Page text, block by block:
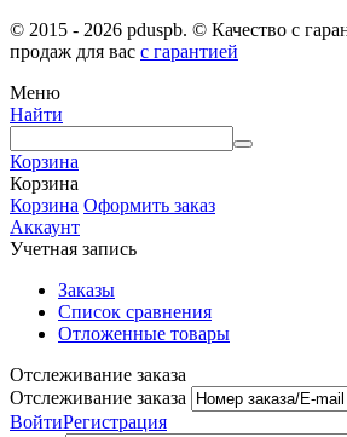
© 2015 - 2026 pduspb. © Качество с
продаж для вас с гарантией
Меню
Найти
Корзина
Корзина
Корзина Оформить заказ
Аккаунт
Учетная запись
Заказы
Список сравнения
Отложенные товары
Отслеживание заказа
Отслеживание заказа
ВойтиРегистрация